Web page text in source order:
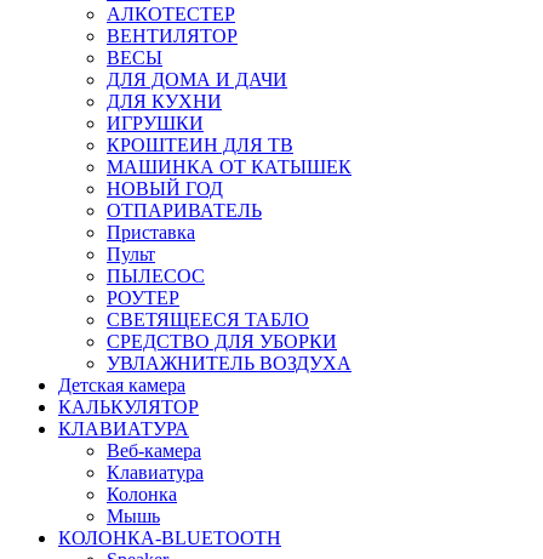
АЛКОТЕСТЕР
ВЕНТИЛЯТОР
ВЕСЫ
ДЛЯ ДОМА И ДАЧИ
ДЛЯ КУХНИ
ИГРУШКИ
КРОШТЕИН ДЛЯ ТВ
МАШИНКА ОТ КАТЫШЕК
НОВЫЙ ГОД
ОТПАРИВАТЕЛЬ
Приставка
Пульт
ПЫЛЕСОС
РОУТЕР
СВЕТЯЩЕЕСЯ ТАБЛО
СРЕДСТВО ДЛЯ УБОРКИ
УВЛАЖНИТЕЛЬ ВОЗДУХА
Детская камера
КАЛЬКУЛЯТОР
КЛАВИАТУРА
Веб-камера
Клавиатура
Колонка
Мышь
КОЛОНКА-BLUETOOTH